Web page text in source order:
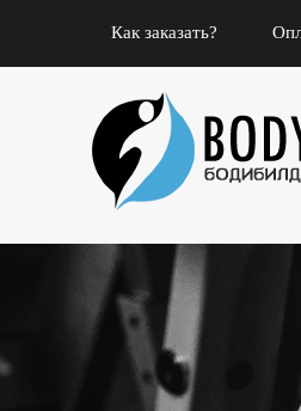
Как заказать?